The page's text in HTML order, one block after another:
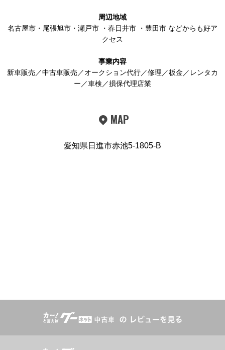
周辺地域
名古屋市 ・ 尾張旭市 ・ 瀬戸市 ・ 春日井市 ・ 豊田市 などからも好ア
クセス
事業内容
新車販売／中古車販売／オークション代行／修理／板金／レンタカ
ー／車検／損保代理店業
MAP
愛知県日進市赤池5-1805-B